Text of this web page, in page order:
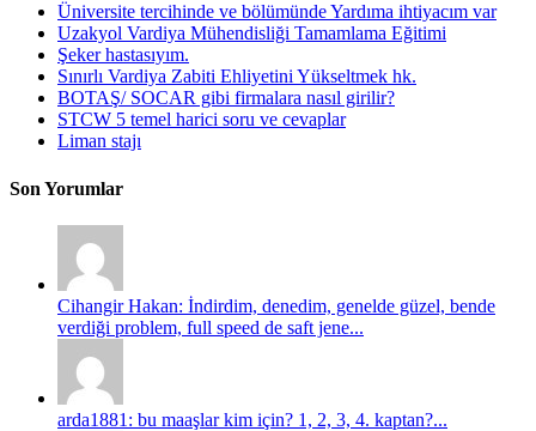
Üniversite tercihinde ve bölümünde Yardıma ihtiyacım var
Uzakyol Vardiya Mühendisliği Tamamlama Eğitimi
Şeker hastasıyım.
Sınırlı Vardiya Zabiti Ehliyetini Yükseltmek hk.
BOTAŞ/ SOCAR gibi firmalara nasıl girilir?
STCW 5 temel harici soru ve cevaplar
Liman stajı
Son Yorumlar
Cihangir Hakan: İndirdim, denedim, genelde güzel, bende
verdiği problem, full speed de saft jene...
arda1881: bu maaşlar kim için? 1, 2, 3, 4. kaptan?...